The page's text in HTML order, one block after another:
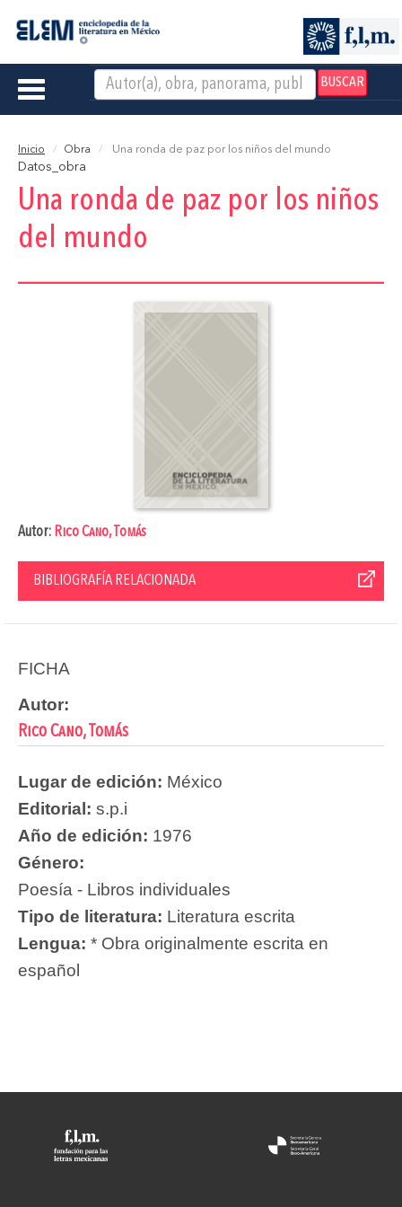
BUSCAR
Toggle
Inicio Obra Una ronda de paz por los niños del mundo
Datos_obra
Una ronda de paz por los niños
del mundo
Autor: Rico Cano, Tomás
BIBLIOGRAFÍA RELACIONADA
FICHA
Autor:
Rico Cano, Tomás
Lugar de edición: México
Editorial: s.p.i
Año de edición: 1976
Género:
Poesía - Libros individuales
Tipo de literatura: Literatura escrita
Lengua: * Obra originalmente escrita en
español